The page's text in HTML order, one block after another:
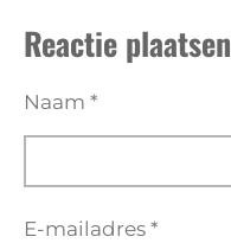
e
n
l
r
e
e
n
Reactie plaatsen
Naam *
E-mailadres *